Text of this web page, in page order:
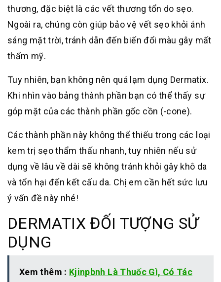
thương, đặc biệt là các vết thương tổn do sẹo.
Ngoài ra, chúng còn giúp bảo vệ vết sẹo khỏi ánh
sáng mặt trời, tránh dẫn đến biến đổi màu gây mất
thẩm mỹ.
Tuy nhiên, bạn không nên quá lạm dụng Dermatix.
Khi nhìn vào bảng thành phần bạn có thể thấy sự
góp mặt của các thành phần gốc cồn (-cone).
Các thành phần này không thể thiếu trong các loại
kem trị sẹo thẩm thấu nhanh, tuy nhiên nếu sử
dụng về lâu về dài sẽ không tránh khỏi gây khô da
và tổn hại đến kết cấu da. Chị em cần hết sức lưu
ý vấn đề này nhé!
DERMATIX ĐỐI TƯỢNG SỬ
DỤNG
Xem thêm : Kjinpbnh Là Thuốc Gì, Có Tác